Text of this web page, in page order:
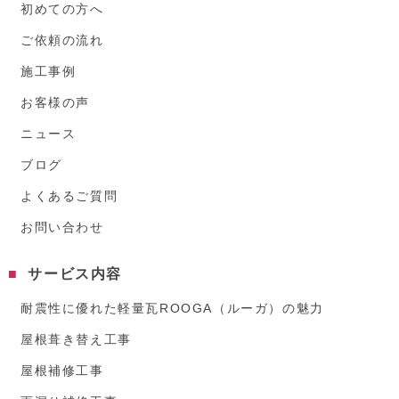
初めての方へ
ご依頼の流れ
施工事例
お客様の声
ニュース
ブログ
よくあるご質問
お問い合わせ
サービス内容
耐震性に優れた軽量瓦ROOGA（ルーガ）の魅力
屋根葺き替え工事
屋根補修工事